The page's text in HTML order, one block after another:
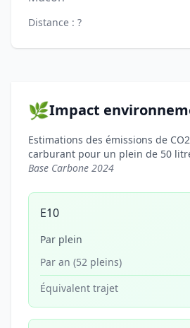
Distance : ?
🌿Impact
Estimations des émissions de
carburant pour un plein de 50
Base Carbone 2024
E10
Par plein
Par an (52 pleins)
Équivalent trajet